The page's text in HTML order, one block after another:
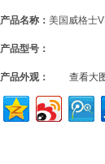
产品名称： 美国威格士
产品型号：
产品外观： 查看大